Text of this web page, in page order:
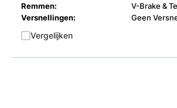
Remmen:
V-Brake &
Versnellingen:
Geen
Vergelijken